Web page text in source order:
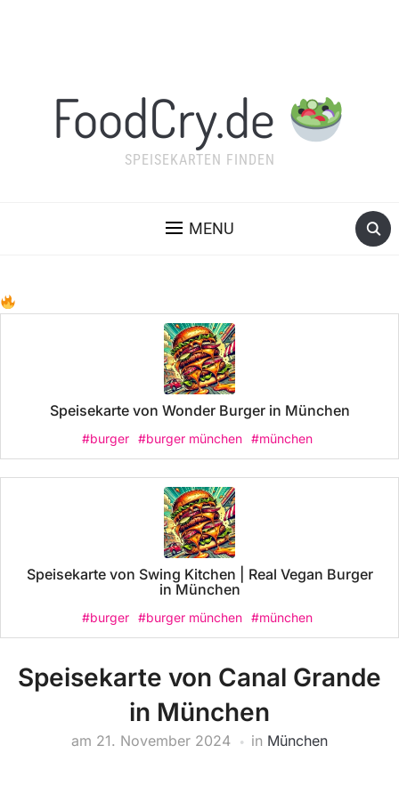
FoodCry.de
SPEISEKARTEN FINDEN
MENU
Speisekarte von Wonder Burger in München
#burger #burger münchen #münchen
Speisekarte von Swing Kitchen | Real Vegan Burger
in München
#burger #burger münchen #münchen
Speisekarte von Canal Grande
in München
am 21. November 2024 in München